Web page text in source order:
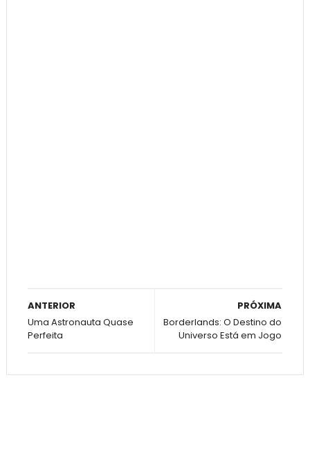
PRÓXIMA
Borderlands: O Destino do
Universo Está em Jogo
ANTERIOR
Uma Astronauta Quase
Perfeita